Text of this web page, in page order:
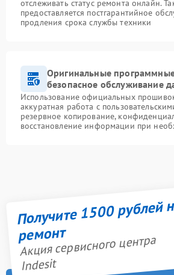
отслеживать статус ремонта онлайн.
предоставляется постгарантийное
продления срока службы техники
Оригинальные
безопасное обслуживание
Использование официальных
аккуратная работа с
резервное копирование,
восстановление информации при
Получите 1500 рублей
ремонт
Акция сервисного центра
Indesit